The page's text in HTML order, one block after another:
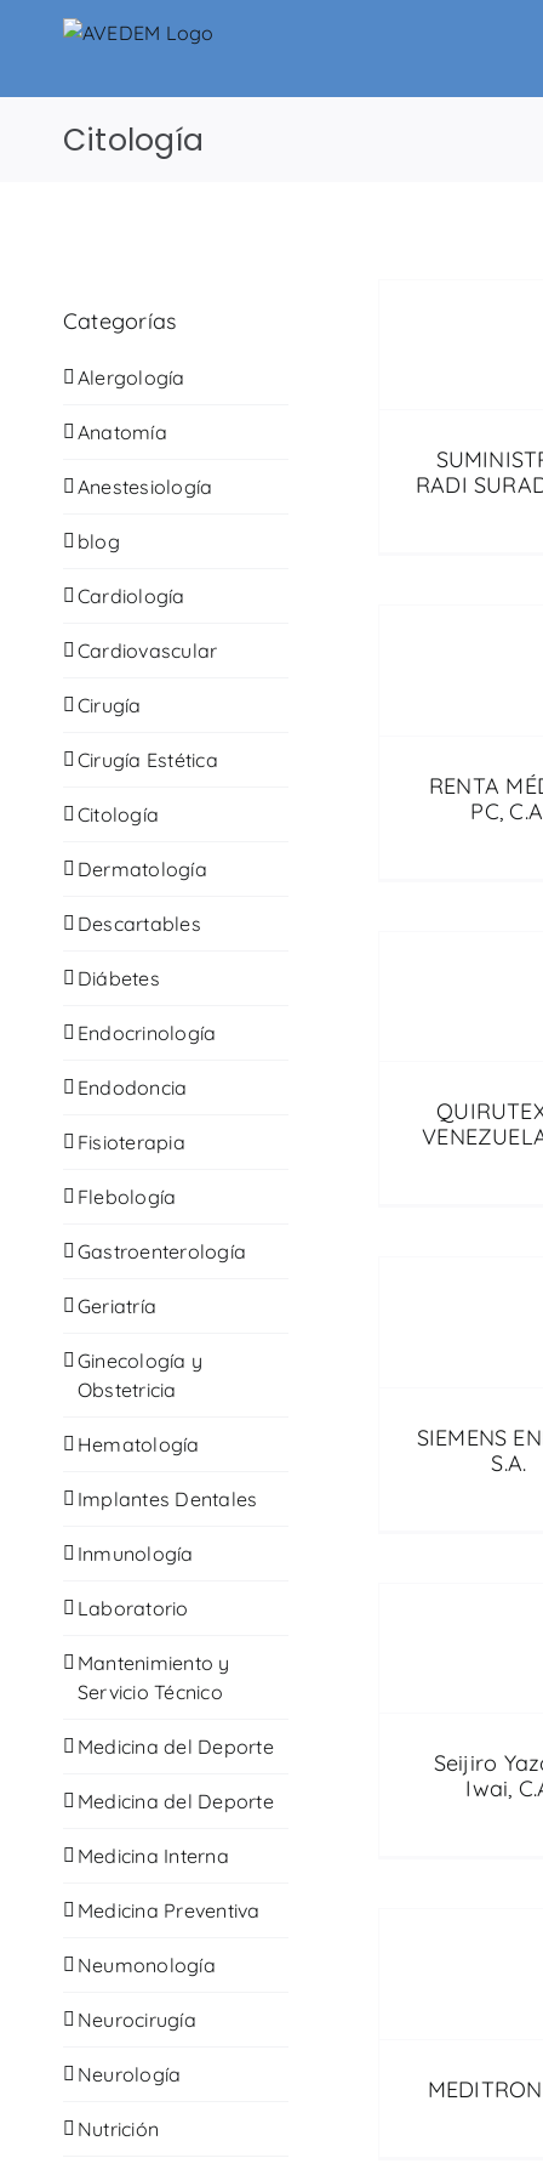
Citología
RADI
RENTA
PC,
SIEMENS
S.A.
Seijiro
Iwai,
Categorías
Alergología
Anatomía
Anestesiología
blog
Cardiología
Cardiovascular
Cirugía
Cirugía Estética
Citología
Dermatología
Descartables
Diábetes
Endocrinología
Endodoncia
Fisioterapia
Flebología
Gastroenterología
Geriatría
Ginecología y
Obstetricia
Hematología
Implantes Dentales
Inmunología
Laboratorio
Mantenimiento y
Servicio Técnico
Medicina del Deporte
Medicina del Deporte
Medicina Interna
Medicina Preventiva
Neumonología
Neurocirugía
Neurología
Nutrición